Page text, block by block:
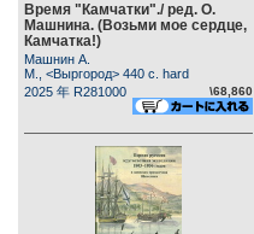
Время "Камчатки"./ ред. О.
Машнина. (Возьми мое сердце,
Камчатка!)
Машнин А.
М., <Выргород> 440 c. hard
2025 年 R281000
\68,860